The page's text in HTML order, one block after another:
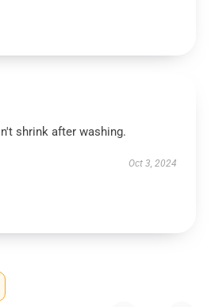
shrink after washing.
Oct 3, 2024